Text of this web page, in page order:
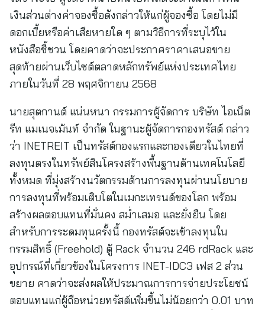
เงินส่วนต่างค่าจองซื้อดังกล่าวให้แก่ผู้จองซื้อ โดยไม่มี
ดอกเบี้ยหรือค่าเสียหายใด ๆ ตามวิธีการที่ระบุไว้ใน
หนังสือชี้ชวน โดยคาดว่าจะประกาศราคาเสนอขาย
สุดท้ายผ่านเว็บไซต์ตลาดหลักทรัพย์แห่งประเทศไทย
ภายในวันที่ 28 พฤศจิกายน 2568
นายสุตกานต์ แน่นหนา กรรมการผู้จัดการ บริษัท ไอเน็ต
รีท แมเนจเม้นท์ จํากัด ในฐานะผู้จัดการกองทรัสต์ กล่าว
ว่า INETREIT เป็นทรัสต์กองแรกและกองเดียวในไทยที่
ลงทุนตรงในทรัพย์สินโครงสร้างพื้นฐานด้านเทคโนโลยี
ทั้งหมด ที่มุ่งสร้างนวัตกรรมด้านการลงทุนผ่านนโยบาย
การลงทุนที่พร้อมเติบโตในเมกะเทรนด์ของโลก พร้อม
สร้างผลตอบแทนที่มั่นคง สม่ำเสมอ และยั่งยืน โดย
สำหรับการระดมทุนครั้งนี้ กองทรัสต์จะเข้าลงทุนใน
กรรมสิทธิ์ (Freehold) ตู้ Rack จำนวน 246 rdRack และ
อุปกรณ์ที่เกี่ยวข้องในโครงการ INET-IDC3 เฟส 2 ส่วน
ขยาย คาดว่าจะส่งผลให้ประมาณการการจ่ายประโยชน์
ตอบแทนแก่ผู้ถือหน่วยทรัสต์เพิ่มขึ้นไม่น้อยกว่า 0.01 บาท